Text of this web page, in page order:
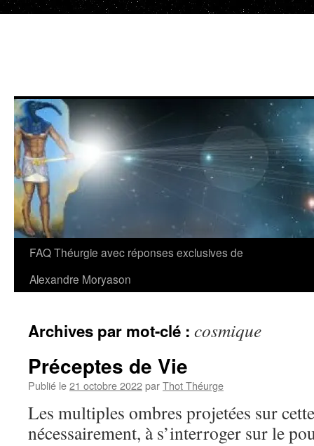
FAQ Théurgie avec réponses exclusives de
Alexandre Moryason
Archives par mot-clé : cosmique
Préceptes de Vie
Publié le21 octobre 2022parThot Théurge
Les multiples ombres projetées sur
nécessairement, à s’interroger sur le